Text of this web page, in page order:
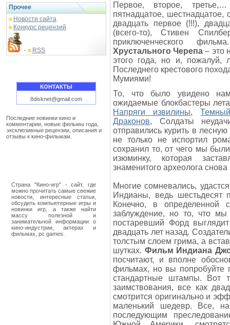
Прочее
Новости сайта
Конкурс рецензий
- RSS
КОНТАКТЫ
8disknet@gmail.com
Последние новинки кино и
комментарии, новые фильмы года,
эксклюзивные рецензии, описания и
отзывы к кино-фильмам.
Страна "Кино-игр" - сайт, где
можно прочитать самые свежие
новости, интересные статьи,
обсудить компьютерные игры и
новинки игр, а также найти
массу полезной и
занимательной информации о
кино-индустрии, актерах и
фильмах, pc games.
Первое, второе,
пятнадцатое,
двадцать первое (!!!),
(всего-то), Стивен
приключенческого
Хрустального Черепа – это
этого года, но и, пожалуй,
Последнего крестового
Мумиями!
То, что было увидено
ожидаемые блокбастеры
Напряги извилины,
Драконов, Солдаты
отправились курить в
не только не испортил
сохранил то, от чего мы
изюминку, которая
знаменитого археолога снова
Многие сомневались,
Индианы, ведь шестьдесят
Конечно, в определенной
заблуждение, но то, что мы
постаревший Форд
двадцать лет назад.
толстым слоем грима, а
шутках. Фильм Индиана
посчитают, и вполне
фильмах, но вы попробуйте
стандартные штампы. Вот
заимствования, все как
смотрится оригинально и
маленький шедевр. Все,
последующим